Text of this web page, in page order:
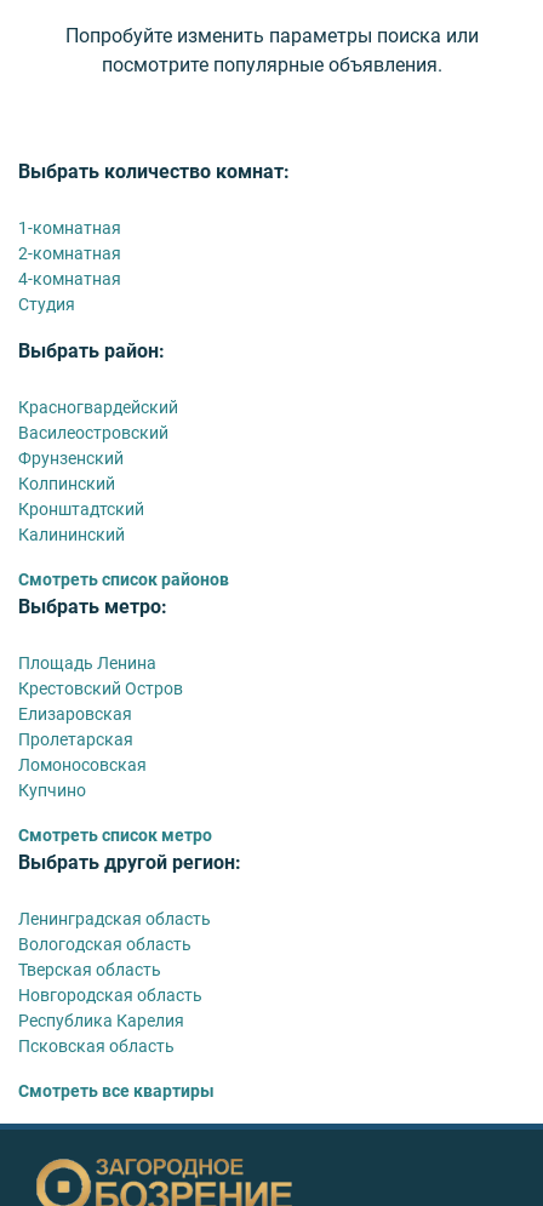
Попробуйте изменить параметры поиска или
посмотрите популярные объявления.
Выбрать количество комнат:
1-комнатная
2-комнатная
4-комнатная
Студия
Выбрать район:
Красногвардейский
Василеостровский
Фрунзенский
Колпинский
Кронштадтский
Калининский
Смотреть список районов
Выбрать метро:
Площадь Ленина
Крестовский Остров
Елизаровская
Пролетарская
Ломоносовская
Купчино
Смотреть список метро
Выбрать другой регион:
Ленинградская область
Вологодская область
Тверская область
Новгородская область
Республика Карелия
Псковская область
Смотреть все квартиры